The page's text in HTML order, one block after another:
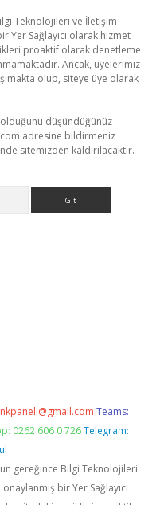
Teknolojileri ve İletişim
Yer Sağlayıcı olarak hizmet
proaktif olarak denetleme
Ancak, üyelerimiz
olup, siteye üye olarak
olduğunu düşündüğünüz
adresine bildirmeniz
sitemizden kaldırılacaktır.
Teams:
0262 606 0 726 Telegram:
gereğince Bilgi Teknolojileri
bir Yer Sağlayıcı